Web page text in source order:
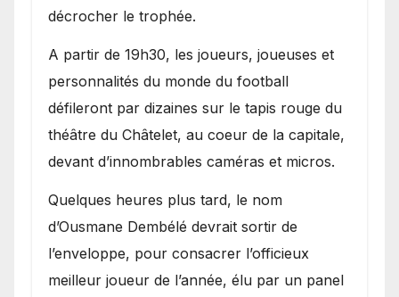
décrocher le trophée.
A partir de 19h30, les joueurs, joueuses et
personnalités du monde du football
défileront par dizaines sur le tapis rouge du
théâtre du Châtelet, au coeur de la capitale,
devant d’innombrables caméras et micros.
Quelques heures plus tard, le nom
d’Ousmane Dembélé devrait sortir de
l’enveloppe, pour consacrer l’officieux
meilleur joueur de l’année, élu par un panel